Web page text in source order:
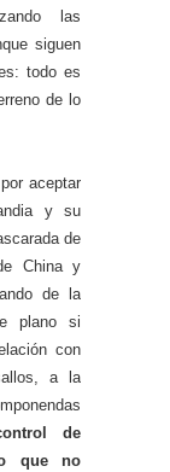
las
siguen
todo es
de lo
aceptar
y su
de
China y
de la
plano si
con
a la
de
que no